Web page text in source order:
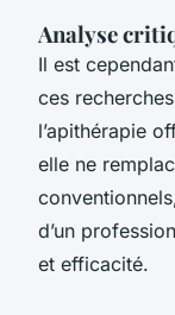
Analyse
Il est
ces
l’apithérapie
elle ne
d’un
et efficacité.